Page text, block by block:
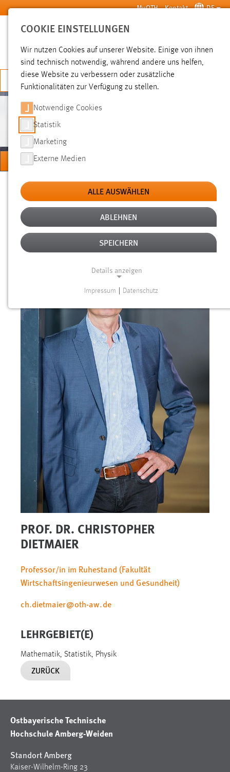
Zum Hauptinhalt springen MyOTH Kontakt DE
SUCHE
JETZT BEWERBEN
PERSONEN
Sie sind hier:
Hochschule Personen
PROF. DR. CHRISTOPHER
DIETMAIER
Professor/in im Ruhestand (Fakultät
Wirtschaftsingenieurwesen und Gesundheit)
ch.dietmaier@oth-aw.de
LEHRGEBIET(E)
Mathematik, Statistik, Physik
ZURÜCK
Ostbayerische Technische
Hochschule Amberg-Weiden
Standort Amberg
Kaiser-Wilhelm-Ring 23
COOKIE EINSTELLUNGEN
Wir nutzen Cookies auf unserer Website. Einige von ihnen
sind technisch notwendig, während andere uns helfen,
diese Website zu verbessern oder zusätzliche
Funktionalitäten zur Verfügung zu stellen.
Notwendige Cookies
Statistik
Marketing
Externe Medien
ALLE AUSWÄHLEN
ABLEHNEN
SPEICHERN
Details anzeigen
Notwendige Cookies ermöglichen grundlegende
Funktionen und sind für die einwandfreie Funktion der
Website erforderlich.
Einverständnis
Name:
cookie_consent
Zweck:
Dieser Cookie speichert die ausgewählten Einverständnis-
Optionen des Benutzers
Cookie Laufzeit:
1 Jahr
Performance
staticfilecache
Zweck:
gespeichert, ob man eingeloggt ist.
Sprachpräferenz
site-language-preference
Zweck:
Das Cookie speichert die gewählte Sprache der Website.
Cookie Laufzeit:
Chat
MibewSessionID, MIBEW_UserID, mibew_locale, mibew-
chat-frame-style-5e9dbeb1811c0446
Impressum Datenschutz